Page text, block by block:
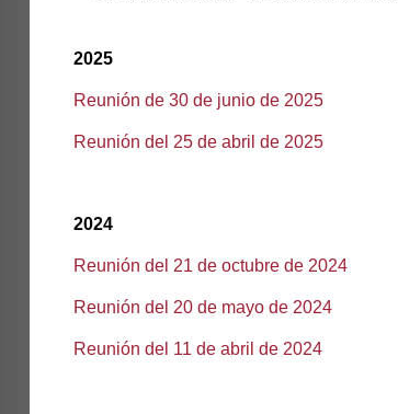
2025
Reunión de 30 de junio de 2025
Reunión del 25 de abril de 2025
2024
Reunión del 21 de octubre de 2024
Reunión del 20 de mayo de 2024
Reunión del 11 de abril de 2024